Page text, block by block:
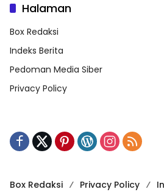
Halaman
Box Redaksi
Indeks Berita
Pedoman Media Siber
Privacy Policy
Box Redaksi Privacy Policy